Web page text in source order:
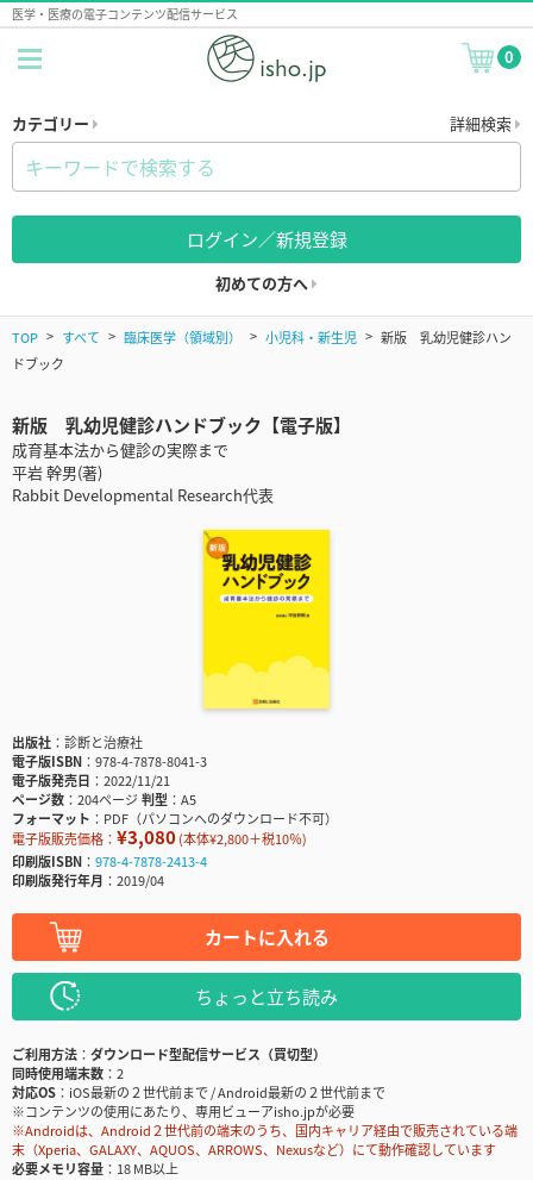
医学・医療の電子コンテンツ配信サービス
0
カテゴリー 詳細検索
ログイン／新規登録
初めての方へ
TOP すべて 臨床医学（領域別） 小児科・新生児
新版 乳幼児健診ハン
ドブック
新版 乳幼児健診ハンドブック【電子版】
成育基本法から健診の実際まで
平岩 幹男(著)
Rabbit Developmental Research代表
出版社
診断と治療社
電子版ISBN
978-4-7878-8041-3
電子版発売日
2022/11/21
ページ数
204ページ判型
A5
フォーマット
PDF（パソコンへのダウンロード不可）
電子版販売価格： ¥3,080(本体¥2,800＋税10％)
印刷版ISBN
978-4-7878-2413-4
印刷版発行年月
2019/04
カートに入れる
ちょっと立ち読み
ご利用方法
ダウンロード型配信サービス（買切型）
同時使用端末数
2
対応OS
iOS最新の２世代前まで / Android最新の２世代前まで
※コンテンツの使用にあたり、専用ビューアisho.jpが必要
※Androidは、Android２世代前の端末のうち、国内キャリア経由で販売されている端
末（Xperia、GALAXY、AQUOS、ARROWS、Nexusなど）にて動作確認しています
必要メモリ容量
18 MB以上